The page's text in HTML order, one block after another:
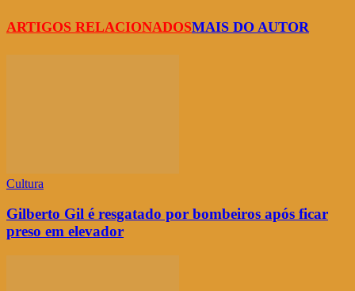
ARTIGOS RELACIONADOSMAIS DO AUTOR
Cultura
Gilberto Gil é resgatado por bombeiros após ficar
preso em elevador